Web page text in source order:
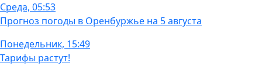
Среда, 05:53
Прогноз погоды в Оренбуржье на 5 августа
Понедельник, 15:49
Тарифы растут!